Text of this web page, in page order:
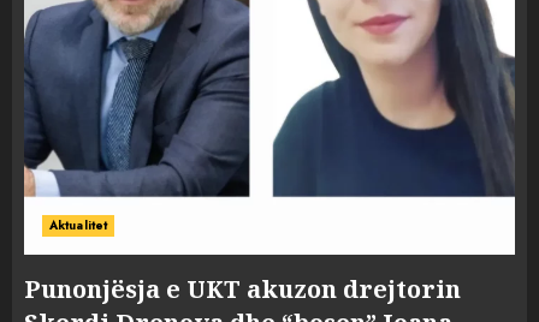
Aktualitet
Punonjësja e UKT akuzon drejtorin